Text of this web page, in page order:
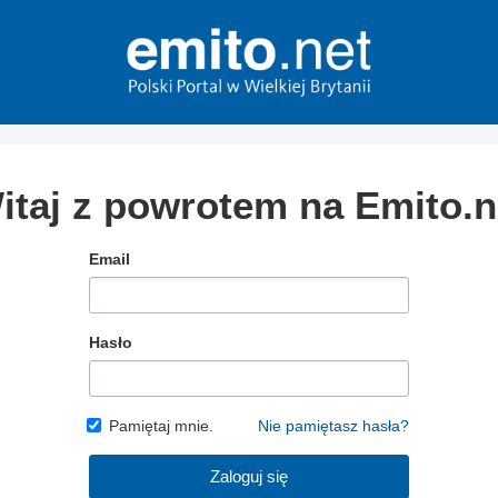
z powrotem na
Email
Hasło
Pamiętaj mnie. Nie pamiętasz hasła?
Zaloguj się